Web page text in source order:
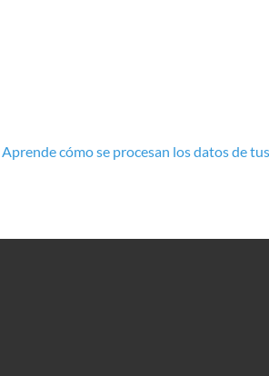
Aprende cómo se procesan los datos de